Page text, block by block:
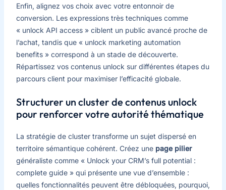
Enfin, alignez vos choix avec votre entonnoir de
conversion. Les expressions très techniques comme
« unlock API access » ciblent un public avancé proche de
l’achat, tandis que « unlock marketing automation
benefits » correspond à un stade de découverte.
Répartissez vos contenus unlock sur différentes étapes du
parcours client pour maximiser l’efficacité globale.
Structurer un cluster de contenus unlock
pour renforcer votre autorité thématique
La stratégie de cluster transforme un sujet dispersé en
territoire sémantique cohérent. Créez une page pilier
généraliste comme « Unlock your CRM’s full potential :
complete guide » qui présente une vue d’ensemble :
quelles fonctionnalités peuvent être débloquées, pourquoi,